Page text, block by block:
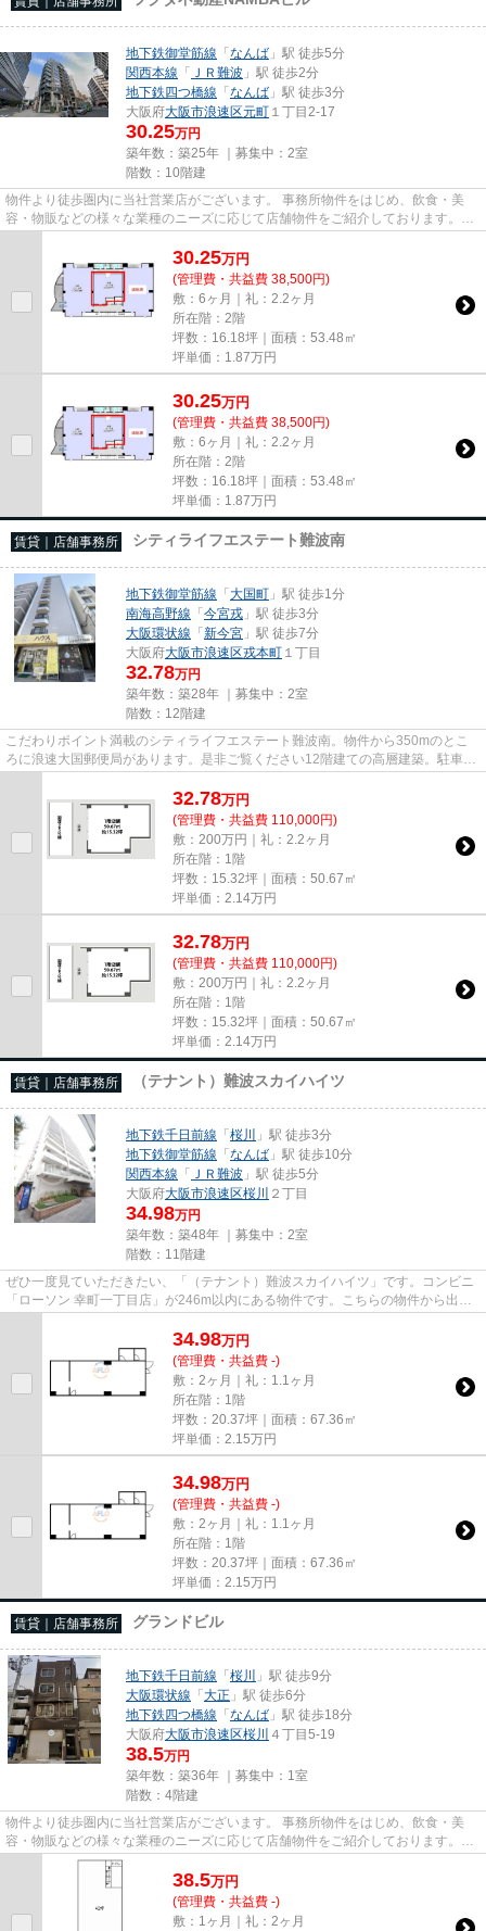
地下鉄御堂筋線 「なんば 」駅 徒歩5分
関西本線 「 ＪＲ難波 」駅 徒歩2分
地下鉄四つ橋線 「なんば 」駅 徒歩3分
大阪府大阪市浪速区元町 １丁目2-17
30.25万円
築年数：築25年 ｜募集中： 2室
階数：10階建
物件より徒歩圏内に当社営業店がございます。 事務所物件をはじめ、飲食・美
容・物販などの様々な業種のニーズに応じて店舗物件をご紹介しております。
尚、弊社ではおとり広告は一切...
30.25万円
(管理費・共益費 38,500円)
敷：6ヶ月｜礼：2.2ヶ月
所在階：2階
坪数：16.18坪｜面積：53.48㎡
坪単価： 1.87万円
30.25万円
(管理費・共益費 38,500円)
敷：6ヶ月｜礼：2.2ヶ月
所在階：2階
坪数：16.18坪｜面積：53.48㎡
坪単価： 1.87万円
賃貸｜店舗事務所 シティライフエステート難波南
地下鉄御堂筋線 「大国町 」駅 徒歩1分
南海高野線 「今宮戎 」駅 徒歩3分
大阪環状線 「新今宮 」駅 徒歩7分
大阪府大阪市浪速区戎本町 １丁目
32.78万円
築年数：築28年 ｜募集中： 2室
階数：12階建
こだわりポイント満載のシティライフエステート難波南。物件から350mのとこ
ろに浪速大国郵便局があります。是非ご覧ください12階建ての高層建築。駐車場
までの距離は200mです。クレジ...
32.78万円
(管理費・共益費 110,000円)
敷：200万円｜礼：2.2ヶ月
所在階：1階
坪数：15.32坪｜面積：50.67㎡
坪単価： 2.14万円
32.78万円
(管理費・共益費 110,000円)
敷：200万円｜礼：2.2ヶ月
所在階：1階
坪数：15.32坪｜面積：50.67㎡
坪単価： 2.14万円
賃貸｜店舗事務所 （テナント）難波スカイハイツ
地下鉄千日前線 「桜川
」駅 徒歩3分
地下鉄御堂筋線 「なんば 」駅 徒歩10分
関西本線 「 ＪＲ難波 」駅 徒歩5分
大阪府大阪市浪速区桜川 ２丁目
34.98万円
築年数：築48年 ｜募集中： 2室
階数：11階建
ぜひ一度見ていただきたい、「（テナント）難波スカイハイツ」です。コンビニ
「ローソン 幸町一丁目店」が246m以内にある物件です。こちらの物件から出て
200mに駐車場があります。11階...
34.98万円
(管理費・共益費 -)
敷：2ヶ月｜礼：1.1ヶ月
所在階：1階
坪数：20.37坪｜面積：67.36㎡
坪単価： 2.15万円
34.98万円
(管理費・共益費 -)
敷：2ヶ月｜礼：1.1ヶ月
所在階：1階
坪数：20.37坪｜面積：67.36㎡
坪単価： 2.15万円
賃貸｜店舗事務所 グランドビル
地下鉄千日前線 「桜川
」駅 徒歩9分
大阪環状線 「大正 」駅 徒歩6分
地下鉄四つ橋線 「なんば 」駅 徒歩18分
大阪府大阪市浪速区桜川 ４丁目5-19
38.5万円
築年数：築36年 ｜募集中： 1室
階数：4階建
物件より徒歩圏内に当社営業店がございます。 事務所物件をはじめ、飲食・美
容・物販などの様々な業種のニーズに応じて店舗物件をご紹介しております。
尚、弊社ではおとり広告は一切...
38.5万円
(管理費・共益費 -)
敷：1ヶ月｜礼：2ヶ月